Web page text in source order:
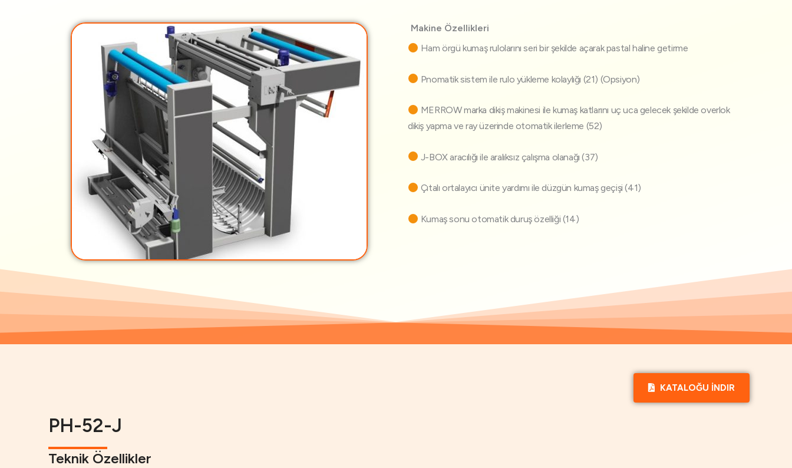
Makine Özellikleri
Ham örgü kumaş rulolarını seri bir şekilde açarak pastal haline getirme
Pnomatik sistem ile rulo yükleme kolaylığı (21) (Opsiyon)
MERROW marka dikiş makinesi ile kumaş katlarını uç uca gelecek şekilde overlok
dikiş yapma ve ray üzerinde otomatik ilerleme (52)
J-BOX aracılığı ile aralıksız çalışma olanağı (37)
Çıtalı ortalayıcı ünite yardımı ile düzgün kumaş geçişi (41)
Kumaş sonu otomatik duruş özelliği (14)
KATALOĞU İNDIR
PH-52-J
Teknik Özellikler